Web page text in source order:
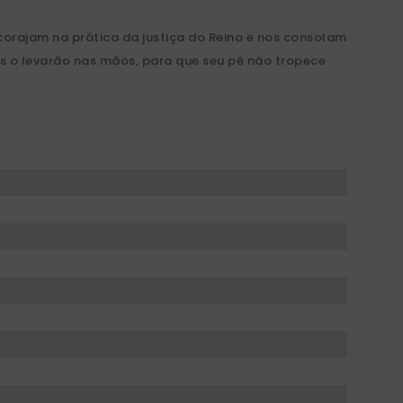
na prática da justiça do Reino e nos consolam
o levarão nas mãos, para que seu pé não tropece